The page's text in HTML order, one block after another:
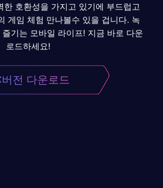
호환성을 가지고 있기에 부드럽고
게임 체험 만나볼수 있을 겁니다. 녹
기는 모바일 라이프! 지금 바로 다운
로드하세요!
버전 다운로드